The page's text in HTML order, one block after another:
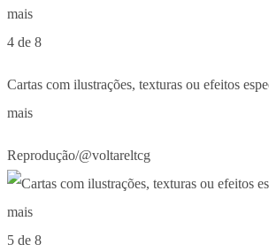
4 de 8
Cartas com ilustrações, texturas ou efeitos
mais
Reprodução/@voltareltcg
5 de 8